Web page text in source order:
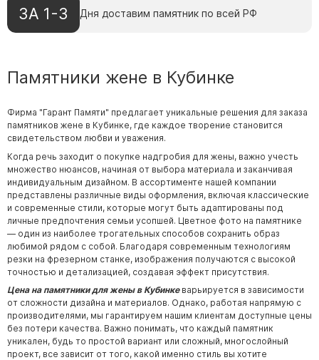
ЗА 1-3 Дня доставим памятник по всей РФ
Памятники жене в Кубинке
Фирма "Гарант Памяти" предлагает уникальные решения для заказа
памятников жене в Кубинке, где каждое творение становится
свидетельством любви и уважения.
Когда речь заходит о покупке надгробия для жены, важно учесть
множество нюансов, начиная от выбора материала и заканчивая
индивидуальным дизайном. В ассортименте нашей компании
представлены различные виды оформления, включая классические
и современные стили, которые могут быть адаптированы под
личные предпочтения семьи усопшей. Цветное фото на памятнике
— один из наиболее трогательных способов сохранить образ
любимой рядом с собой. Благодаря современным технологиям
резки на фрезерном станке, изображения получаются с высокой
точностью и детализацией, создавая эффект присутствия.
Цена на памятники для жены в Кубинкеварьируется в зависимости
от сложности дизайна и материалов. Однако, работая напрямую с
производителями, мы гарантируем нашим клиентам доступные цены
без потери качества. Важно понимать, что каждый памятник
уникален, будь то простой вариант или сложный, многослойный
проект, все зависит от того, какой именно стиль вы хотите